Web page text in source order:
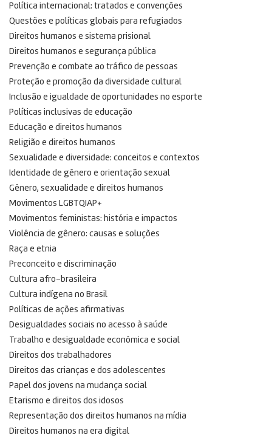
Política internacional: tratados e convenções
Questões e políticas globais para refugiados
Direitos humanos e sistema prisional
Direitos humanos e segurança pública
Prevenção e combate ao tráfico de pessoas
Proteção e promoção da diversidade cultural
Inclusão e igualdade de oportunidades no esporte
Políticas inclusivas de educação
Educação e direitos humanos
Religião e direitos humanos
Sexualidade e diversidade: conceitos e contextos
Identidade de gênero e orientação sexual
Gênero, sexualidade e direitos humanos
Movimentos LGBTQIAP+
Movimentos feministas: história e impactos
Violência de gênero: causas e soluções
Raça e etnia
Preconceito e discriminação
Cultura afro-brasileira
Cultura indígena no Brasil
Políticas de ações afirmativas
Desigualdades sociais no acesso à saúde
Trabalho e desigualdade econômica e social
Direitos dos trabalhadores
Direitos das crianças e dos adolescentes
Papel dos jovens na mudança social
Etarismo e direitos dos idosos
Representação dos direitos humanos na mídia
Direitos humanos na era digital